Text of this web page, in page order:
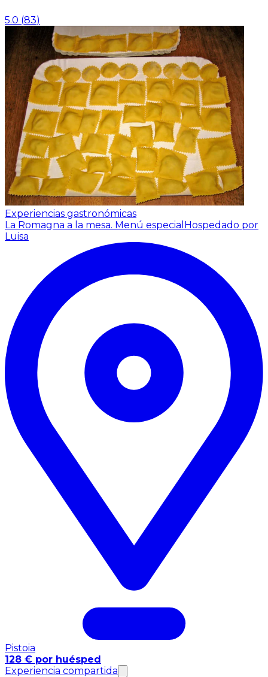
5.0 (83)
Experiencias gastronómicas
La Romagna a la mesa. Menú especial Hospedado por
Luisa
Pistoia
128 € por huésped
Experiencia compartida